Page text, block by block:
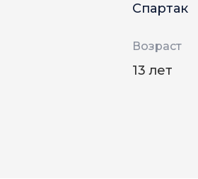
Спартак
Возраст
13 лет